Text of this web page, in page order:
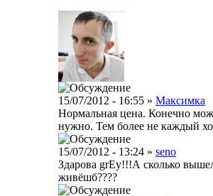
15/07/2012 - 16:55 » Максимка
Нормальная цена. Конечно
нужно. Тем более не каждый
15/07/2012 - 13:24 » seno
Здарова grEy!!!А сколько
живёшб????